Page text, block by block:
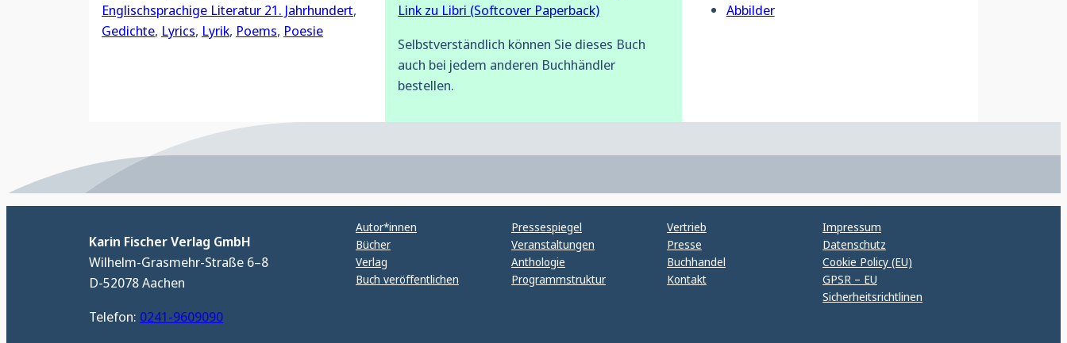
Englischsprachige Literatur 21. Jahrhundert
Gedichte, Lyrics, Lyrik, Poems, Poesie
Link zu Libri (Softcover Paperback)
Selbstverständlich können Sie dieses Buch
auch bei jedem anderen Buchhändler
bestellen.
Abbilder
Karin Fischer Verlag GmbH
Wilhelm-Grasmehr-Straße 6–8
D-52078 Aachen
Telefon: 0241-9609090
Autor*innen
Bücher
Verlag
Buch veröffentlichen
Pressespiegel
Veranstaltungen
Anthologie
Programmstruktur
Vertrieb
Presse
Buchhandel
Kontakt
Impressum
Datenschutz
Cookie Policy (EU)
GPSR – EU
Sicherheitsrichtlinen